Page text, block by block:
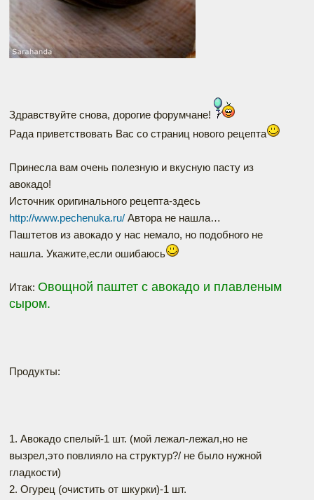
Здравствуйте снова, дорогие форумчане!
Рада приветствовать Вас со страниц нового рецепта
Принесла вам очень полезную и вкусную пасту из
авокадо!
Источник оригинального рецепта-здесь
http://www.pechenuka.ru/ Автора не нашла…
Паштетов из авокадо у нас немало, но подобного не
нашла. Укажите,если ошибаюсь
Итак: Овощной паштет с авокадо и плавленым
сыром.
Продукты:
1. Авокадо спелый-1 шт. (мой лежал-лежал,но не
вызрел,это повлияло на структур?/ не было нужной
гладкости)
2. Огурец (очистить от шкурки)-1 шт.